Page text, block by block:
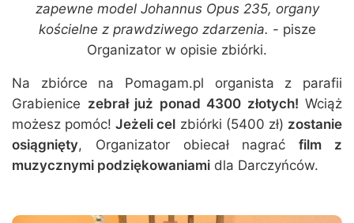
zapewne model Johannus Opus 235, organy
kościelne z prawdziwego zdarzenia. - pisze
Organizator w opisie zbiórki.
Na zbiórce na Pomagam.pl organista z parafii
Grabienice zebrał już ponad 4300 złotych! Wciąż
możesz pomóc!Jeżeli cel zbiórki (5400 zł) zostanie
osiągnięty, Organizator obiecał nagraćfilm z
muzycznymi podziękowaniami dla Darczyńców.